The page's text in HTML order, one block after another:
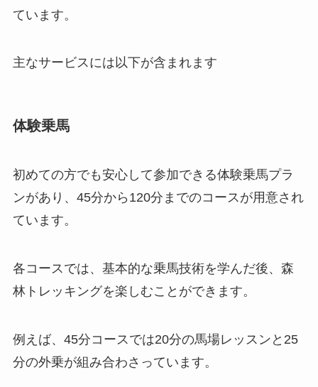
ています。
主なサービスには以下が含まれます
体験乗馬
初めての方でも安心して参加できる体験乗馬プラ
ンがあり、45分から120分までのコースが用意され
ています。
各コースでは、基本的な乗馬技術を学んだ後、森
林トレッキングを楽しむことができます。
例えば、45分コースでは20分の馬場レッスンと25
分の外乗が組み合わさっています。